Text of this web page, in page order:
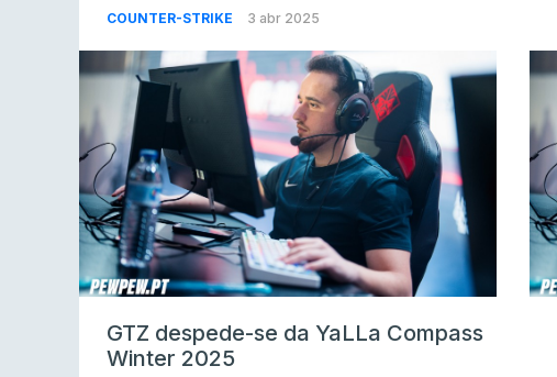
COUNTER-STRIKE 3 abr 2025
GTZ despede-se da YaLLa Compass
Winter 2025